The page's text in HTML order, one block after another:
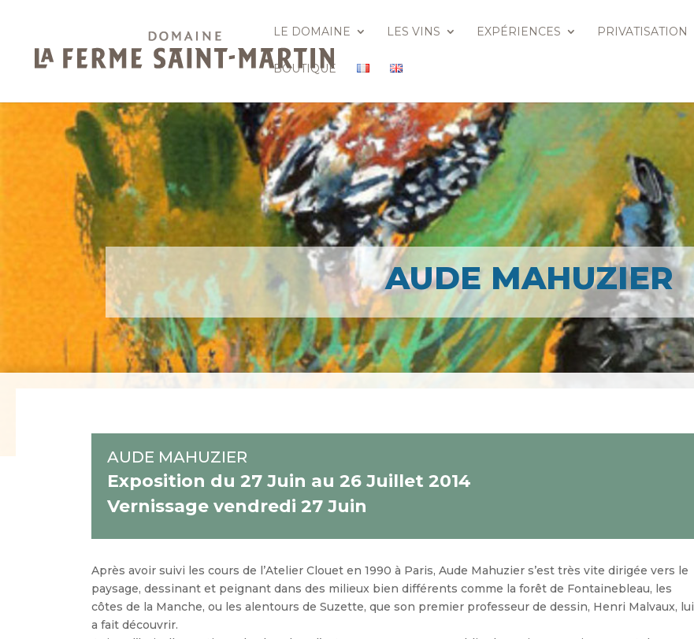
LE DOMAINE LES VINS EXPÉRIENCES PRIVATISATION
BOUTIQUE
AUDE MAHUZIER
AUDE MAHUZIER
Exposition du 27 Juin au 26 Juillet 2014
Vernissage vendredi 27 Juin
Après avoir suivi les cours de l’Atelier Clouet en 1990 à Paris, Aude Mahuzier s’est très vite dirigée vers le
paysage, dessinant et peignant dans des milieux bien différents comme la forêt de Fontainebleau, les
côtes de la Manche, ou les alentours de Suzette, que son premier professeur de dessin, Henri Malvaux, lui
a fait découvrir.